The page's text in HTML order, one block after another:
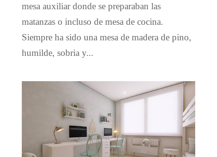
mesa auxiliar donde se preparaban las
matanzas o incluso de mesa de cocina.
Siempre ha sido una mesa de madera de pino,
humilde, sobria y...